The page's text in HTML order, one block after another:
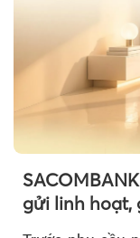
gửi linh hoạt,